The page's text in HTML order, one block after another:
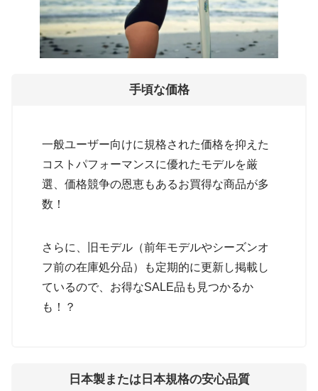
手頃な価格
一般ユーザー向けに規格された価格を抑えた
コストパフォーマンスに優れたモデルを厳
選、価格競争の恩恵もあるお買得な商品が多
数！
さらに、旧モデル（前年モデルやシーズンオ
フ前の在庫処分品）も定期的に更新し掲載し
ているので、お得なSALE品も見つかるか
も！？
日本製または日本規格の安心品質